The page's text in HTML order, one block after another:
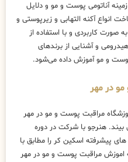
آناتومی پوست و مو و دلایل
انواع آکنه التهابی و زیرپوستی و
کاربردی و با استفاده از
و آشنایی از برندهای
و مو آموزش داده می‌شود.
در مهر
مراقبت پوست و مو در مهر
بیند. هنرجو با شرکت در دوره
پیشرفته اسکین کر را مطابق با
اموزش مراقبت پوست و مو در مهر